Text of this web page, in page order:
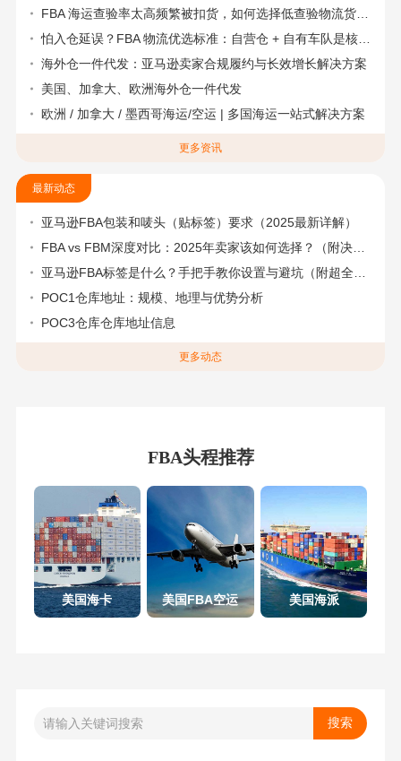
FBA 海运查验率太高频繁被扣货，如何选择低查验物流货代？
怕入仓延误？FBA 物流优选标准：自营仓 + 自有车队是核心硬指标
海外仓一件代发：亚马逊卖家合规履约与长效增长解决方案
美国、加拿大、欧洲海外仓一件代发
欧洲 / 加拿大 / 墨西哥海运/空运 | 多国海运一站式解决方案
更多资讯
最新动态
亚马逊FBA包装和唛头（贴标签）要求（2025最新详解）
FBA vs FBM深度对比：2025年卖家该如何选择？（附决策流程图）
亚马逊FBA标签是什么？手把手教你设置与避坑（附超全指南）
POC1仓库地址：规模、地理与优势分析
POC3仓库仓库地址信息
更多动态
FBA头程推荐
美国海卡 美国FBA空运 美国海派